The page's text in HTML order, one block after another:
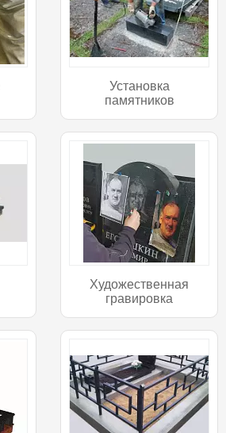
Установка
памятников
Художественная
гравировка